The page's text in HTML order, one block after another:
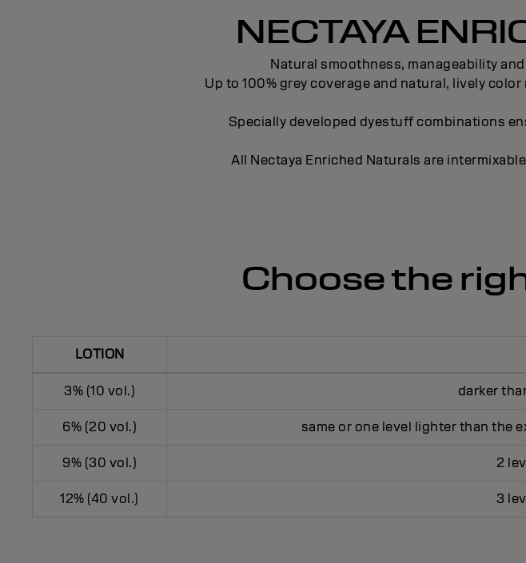
NECTAYA
Natural smoothness, manageability
Up to 100% grey coverage and natural, lively
Specially developed dyestuff combinations
All Nectaya Enriched Naturals are
Choose the
LOTION
3% (10 vol.) darker
6% (20 vol.) same or one level lighter than the
9% (30 vol.) 2
12% (40 vol.) 3